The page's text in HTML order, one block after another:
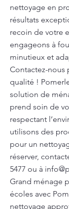
nettoyage en
résultats
recoin de votre
engageons à
minutieux et
Contactez-nous
qualité !
solution de
prend soin de
respectant
utilisons des
pour un
réserver,
5477 ou à
Grand ménage
écoles avec
nettoyage